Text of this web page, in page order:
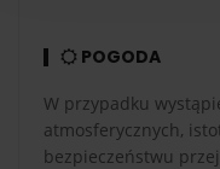
niesamowite
turbodoładowanie
reaguje na każde
zawieszenie w
POGODA
W przypadku
atmosferycznych,
bezpieczeństwu